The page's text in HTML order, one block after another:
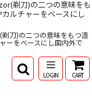
剃刀)の二つの意味をも
ルチャーをベースにし
刀)の二つの意味をもつ造
ーをベースにし国内外で
LOGIN CART